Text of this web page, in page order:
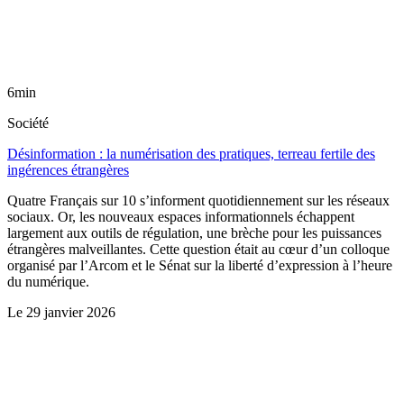
6min
Société
Désinformation : la numérisation des pratiques, terreau fertile des
ingérences étrangères
Quatre Français sur 10 s’informent quotidiennement sur les réseaux
sociaux. Or, les nouveaux espaces informationnels échappent
largement aux outils de régulation, une brèche pour les puissances
étrangères malveillantes. Cette question était au cœur d’un colloque
organisé par l’Arcom et le Sénat sur la liberté d’expression à l’heure
du numérique.
Le 29 janvier 2026